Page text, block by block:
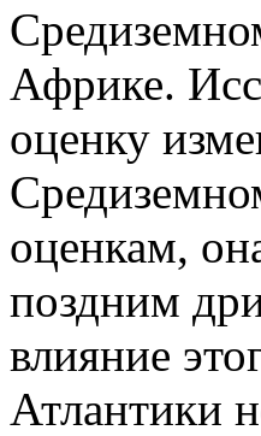
Африке.
оценку
оценкам,
поздним
влияние
Атлантики